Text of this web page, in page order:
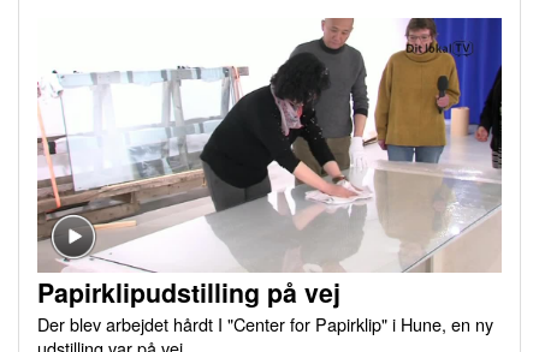
Papirklipudstilling på vej
Der blev arbejdet hårdt I "Center for Papirklip" i Hune, en ny